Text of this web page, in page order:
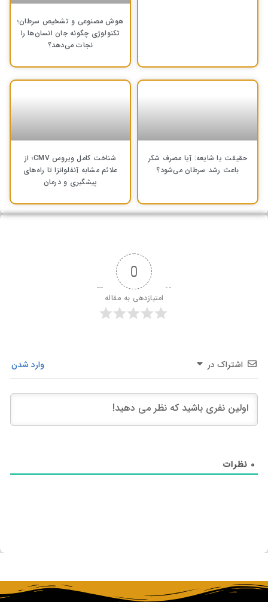
هوش مصنوعی و تشخیص سرطان؛
تکنولوژی چگونه جان انسان‌ها را
نجات می‌دهد؟
حقیقت یا شایعه: آیا مصرف شکر
باعث رشد سرطان می‌شود؟
شناخت کامل ویروس CMV؛ از
علائم مشابه آنفلوانزا تا راه‌های
پیشگیری و درمان
0
امتیازدهی به مقاله
اشتراک در وارد شدن
0 نظرات